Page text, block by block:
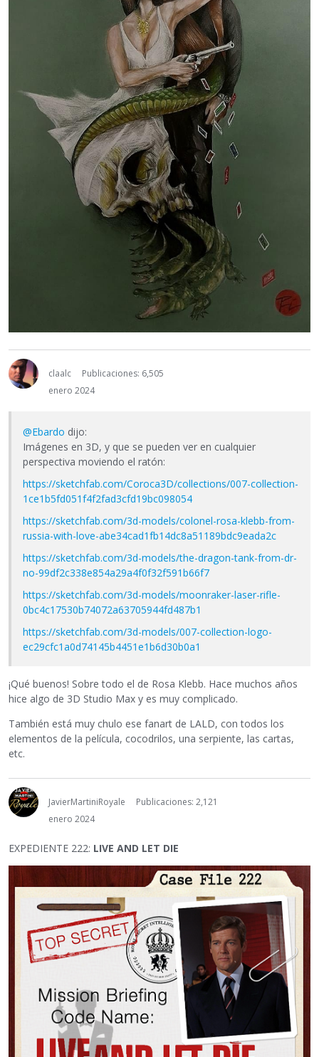
claalc
Publicaciones: 6,505
enero 2024
@Ebardo dijo:
Imágenes en 3D, y que se pueden ver en cualquier
perspectiva moviendo el ratón:
https://sketchfab.com/Coroca3D/collections/007-collection-
1ce1b5fd051f4f2fad3cfd19bc098054
https://sketchfab.com/3d-models/colonel-rosa-klebb-from-
russia-with-love-abe34cad1fb14dc8a51189bdc9eada2c
https://sketchfab.com/3d-models/the-dragon-tank-from-dr-
no-99df2c338e854a29a4f0f32f591b66f7
https://sketchfab.com/3d-models/moonraker-laser-rifle-
0bc4c17530b74072a63705944fd487b1
https://sketchfab.com/3d-models/007-collection-logo-
ec29cfc1a0d74145b4451e1b6d30b0a1
¡Qué buenos! Sobre todo el de Rosa Klebb. Hace muchos años
hice algo de 3D Studio Max y es muy complicado.
También está muy chulo ese fanart de LALD, con todos los
elementos de la película, cocodrilos, una serpiente, las cartas,
etc.
JavierMartiniRoyale
Publicaciones: 2,121
enero 2024
EXPEDIENTE 222: LIVE AND LET DIE